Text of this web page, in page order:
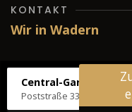
KONTAKT
Wir in Wadern
Central-Garage H.
Poststraße 33, 66687